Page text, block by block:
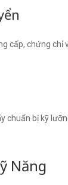
cấp, chứng
chuẩn bị kỹ
Năng